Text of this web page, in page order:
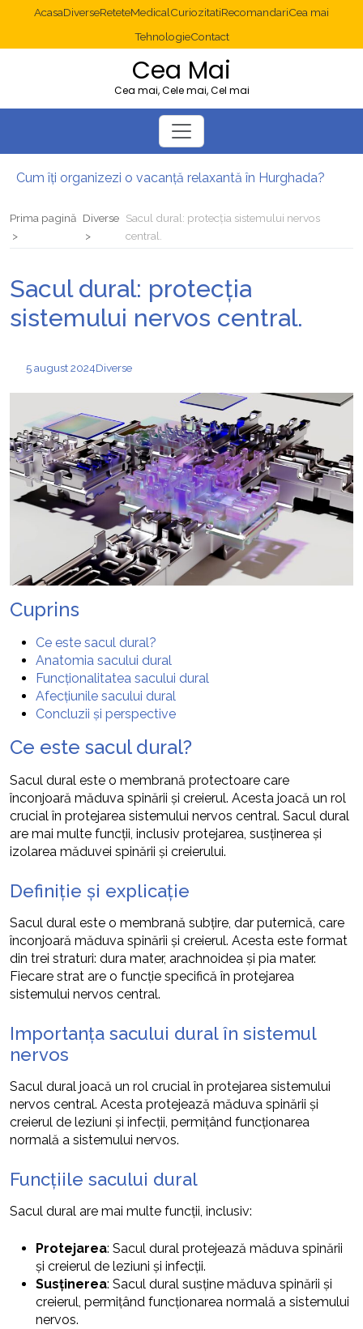
AcasaDiverseReteteMedicalCuriozitatiRecomandariCea mai
TehnologieContact
Cea Mai
Cea mai, Cele mai, Cel mai
Cum îți organizezi o vacanță relaxantă în Hurghada?
Prima pagină Diverse Sacul dural: protecția sistemului nervos
central.
Sacul dural: protecția
sistemului nervos central.
5 august 2024Diverse
Cuprins
Ce este sacul dural?
Anatomia sacului dural
Funcționalitatea sacului dural
Afecțiunile sacului dural
Concluzii și perspective
Ce este sacul dural?
Sacul dural este o membrană protectoare care
înconjoară măduva spinării și creierul. Acesta joacă un rol
crucial în protejarea sistemului nervos central. Sacul dural
are mai multe funcții, inclusiv protejarea, susținerea și
izolarea măduvei spinării și creierului.
Definiție și explicație
Sacul dural este o membrană subțire, dar puternică, care
înconjoară măduva spinării și creierul. Acesta este format
din trei straturi: dura mater, arachnoidea și pia mater.
Fiecare strat are o funcție specifică în protejarea
sistemului nervos central.
Importanța sacului dural în sistemul
nervos
Sacul dural joacă un rol crucial în protejarea sistemului
nervos central. Acesta protejează măduva spinării și
creierul de leziuni și infecții, permițând funcționarea
normală a sistemului nervos.
Funcțiile sacului dural
Sacul dural are mai multe funcții, inclusiv:
Protejarea: Sacul dural protejează măduva spinării
și creierul de leziuni și infecții.
Susținerea: Sacul dural susține măduva spinării și
creierul, permițând funcționarea normală a sistemului
nervos.